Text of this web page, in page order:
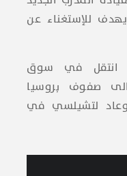
للإستغناء عن
انتقل في سوق
الى صفوف بروسيا
وعاد لتشيلسي في